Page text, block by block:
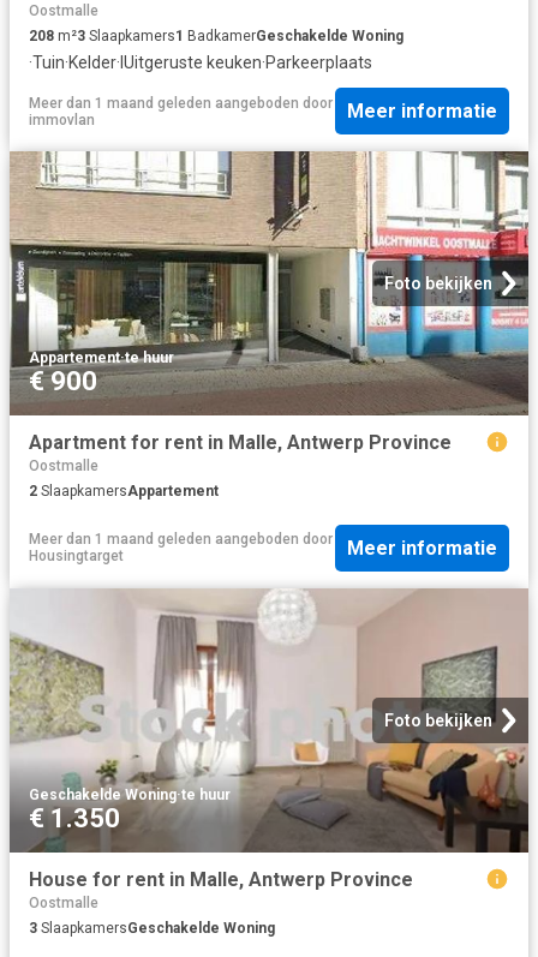
Oostmalle
208 m²3 Slaapkamers1 BadkamerGeschakelde Woning
·Tuin·Kelder· IUitgeruste keuken·Parkeerplaats
Meer dan 1 maand geleden aangeboden door
immovlan
Meer informatie
Foto bekijken
Appartement·te huur
€ 900
Apartment for rent in Malle, Antwerp Province
Oostmalle
2 SlaapkamersAppartement
Meer dan 1 maand geleden aangeboden door
Housingtarget
Meer informatie
Foto bekijken
Geschakelde Woning·te huur
€ 1.350
House for rent in Malle, Antwerp Province
Oostmalle
3 SlaapkamersGeschakelde Woning